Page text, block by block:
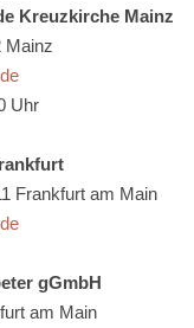
Kreuzkirche Mainz
Mainz
Uhr
Frankfurt am Main
gGmbH
am Main